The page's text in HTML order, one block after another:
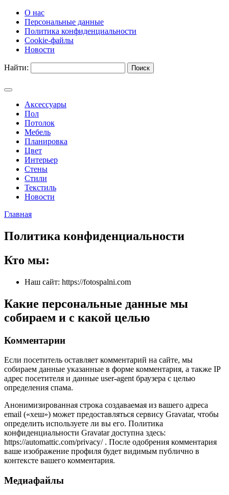
О нас
Персональные данные
Политика конфиденциальности
Cookie-файлы
Новости
Найти:
Аксессуары
Пол
Потолок
Мебель
Планировка
Цвет
Интерьер
Стены
Стили
Текстиль
Новости
Главная
Политика конфиденциальности
Кто мы:
Наш сайт: https://fotospalni.com
Какие персональные данные мы
собираем и с какой целью
Комментарии
Если посетитель оставляет комментарий на сайте, мы
собираем данные указанные в форме комментария, а также IP
адрес посетителя и данные user-agent браузера с целью
определения спама.
Анонимизированная строка создаваемая из вашего адреса
email («хеш») может предоставляться сервису Gravatar, чтобы
определить используете ли вы его. Политика
конфиденциальности Gravatar доступна здесь:
https://automattic.com/privacy/ . После одобрения комментария
ваше изображение профиля будет видимым публично в
контексте вашего комментария.
Медиафайлы